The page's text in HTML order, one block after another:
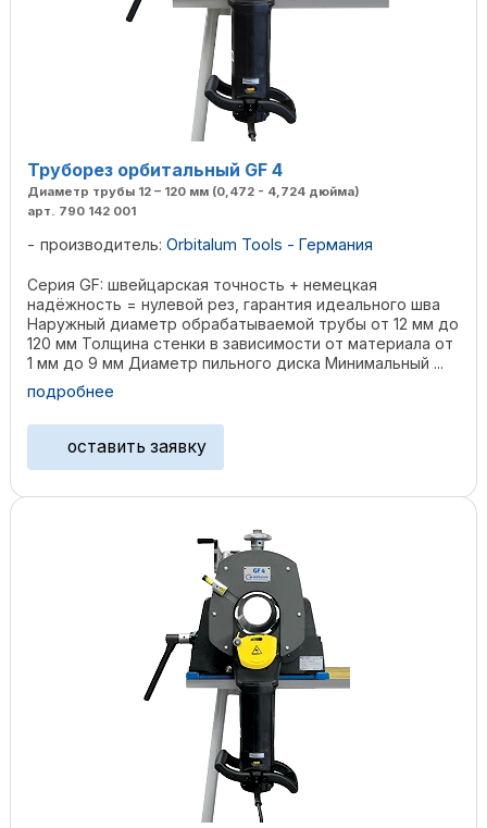
Труборез орбитальный GF 4
Диаметр трубы 12 – 120 мм (0,472 - 4,724 дюйма)
арт. 790 142 001
производитель: Orbitalum Tools - Германия
Серия GF: швейцарская точность + немецкая
надёжность = нулевой рез, гарантия идеального шва
Наружный диаметр обрабатываемой трубы от 12 мм до
120 мм Толщина стенки в зависимости от материала от
1 мм до 9 мм Диаметр пильного диска Минимальный ...
подробнее
оставить заявку